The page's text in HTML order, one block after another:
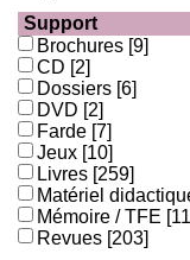
Support
Brochures [9]
CD [2]
Dossiers [6]
DVD [2]
Farde [7]
Jeux [10]
Livres [259]
Matériel
Mémoire / TFE
Revues [203]